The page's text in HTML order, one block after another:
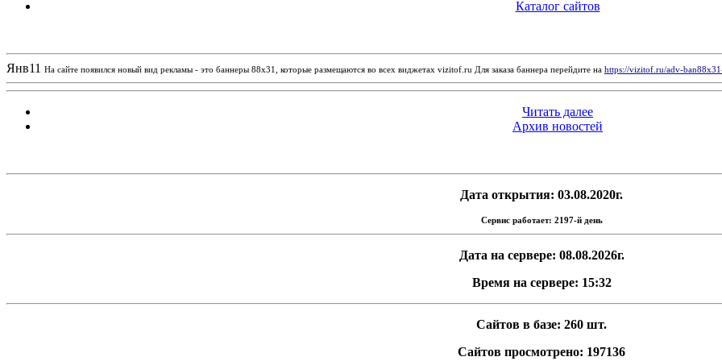
Каталог сайтов
Янв11 На сайте появился новый вид рекламы - это баннеры 88х31, которые размещаются во всех виджетах vizitof.ru Для заказа баннера перейдите на https://vizitof.ru/adv-
Читать далее
Архив новостей
Дата открытия: 03.08.2020г.
Сервис работает: 2197-й день
Дата на сервере: 08.08.2026г.
Время на сервере: 15:32
Сайтов в базе: 260 шт.
Сайтов просмотрено: 197136